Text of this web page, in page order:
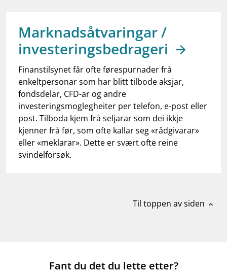
dashboardInformasjon for investorer
notifications_noneAbonner på nyhetsvarsel
Marknadsåtvaringar /
investeringsbedrageri
Finanstilsynet får ofte førespurnader frå
enkeltpersonar som har blitt tilbode aksjar,
fondsdelar, CFD-ar og andre
investeringsmoglegheiter per telefon, e-post eller
post. Tilboda kjem frå seljarar som dei ikkje
kjenner frå før, som ofte kallar seg «rådgivarar»
eller «meklarar». Dette er svært ofte reine
svindelforsøk.
Til toppen av siden expand_less
Fant du det du lette etter?